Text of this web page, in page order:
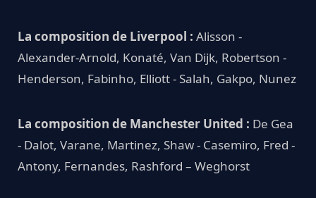
La composition de Liverpool : Alisson -
Alexander-Arnold, Konaté, Van Dijk, Robertson -
Henderson, Fabinho, Elliott - Salah, Gakpo, Nunez
La composition de Manchester United : De Gea
- Dalot, Varane, Martinez, Shaw - Casemiro, Fred -
Antony, Fernandes, Rashford – Weghorst